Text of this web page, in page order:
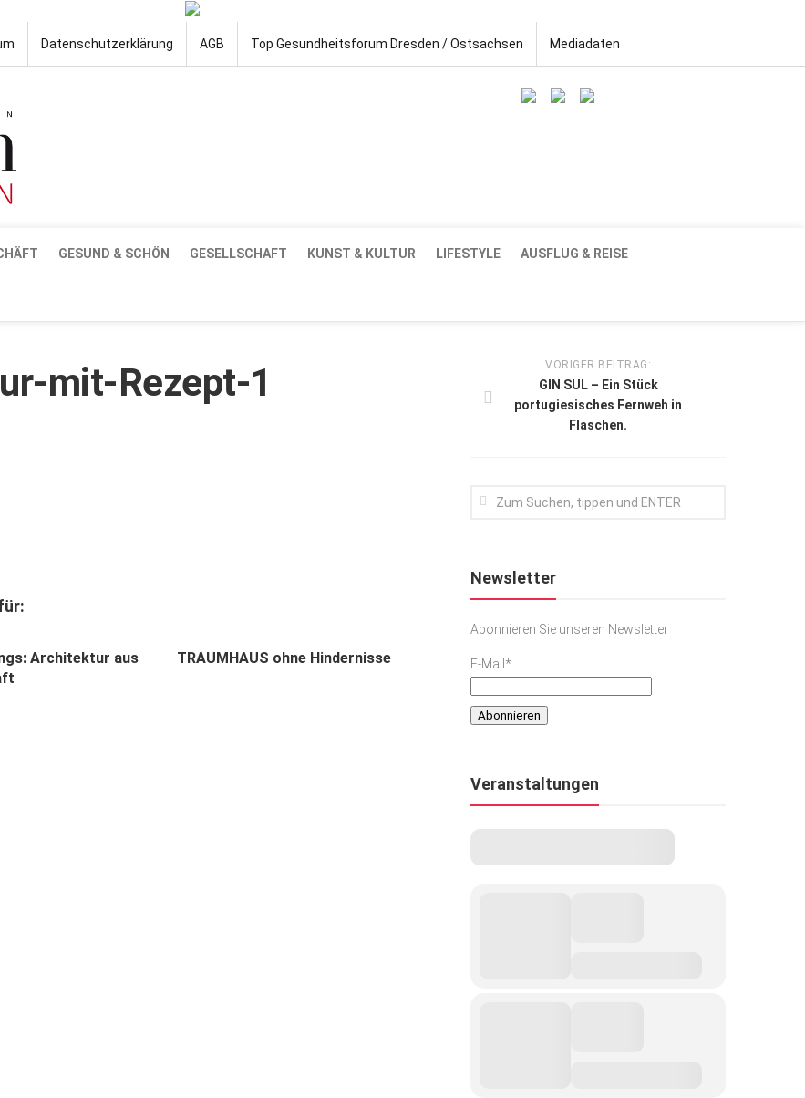
Datenschutzerklärung AGB Top Gesundheitsforum Dresden / Ostsachsen Mediadaten
GESUND & SCHÖN GESELLSCHAFT KUNST & KULTUR LIFESTYLE AUSFLUG & REISE
mit-Rezept-1
Architektur aus
TRAUMHAUS ohne Hindernisse
VORIGER BEITRAG:
GIN SUL – Ein Stück
portugiesisches Fernweh in
Flaschen.
Newsletter
Abonnieren Sie unseren Newsletter
E-Mail*
Veranstaltungen